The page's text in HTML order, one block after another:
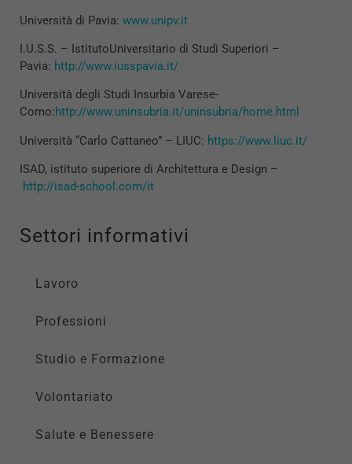
Università di Pavia: www.unipv.it
I.U.S.S. – IstitutoUniversitario di Studi Superiori –
Pavia: http://www.iusspavia.it/
Università degli Studi Insurbia Varese-
Como:http://www.uninsubria.it/uninsubria/home.html
Università “Carlo Cattaneo” – LIUC: https://www.liuc.it/
ISAD, istituto superiore di Architettura e Design –
http://isad-school.com/it
Settori informativi
Lavoro
Professioni
Studio e Formazione
Volontariato
Salute e Benessere